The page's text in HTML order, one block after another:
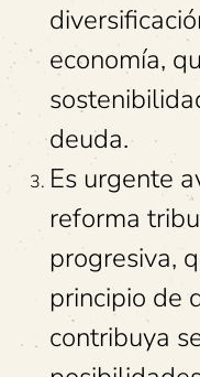
economía,
deuda.
Es urgente
reforma
progresiva,
principio de
contribuya